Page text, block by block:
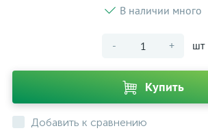
В наличии много
- + шт
Купить
Добавить к сравнению